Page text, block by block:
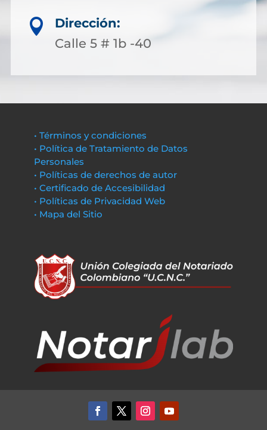

Dirección:
Calle 5 # 1b -40
• Términos y condiciones
• Política de Tratamiento de Datos
Personales
• Políticas de derechos de autor
• Certificado de Accesibilidad
• Políticas de Privacidad Web
• Mapa del Sitio